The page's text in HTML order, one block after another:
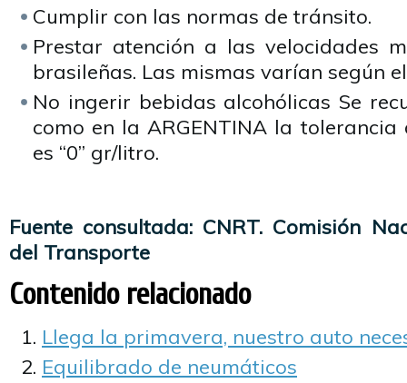
Cumplir con las normas de tránsito.
Prestar atención a las velocidades
brasileñas. Las mismas varían según
No ingerir bebidas alcohólicas Se
como en la ARGENTINA la
es “0” gr/litro.
Fuente consultada: CNRT. Comisión
del Transporte
Contenido relacionado
Llega la primavera, nuestro auto
Equilibrado de neumáticos